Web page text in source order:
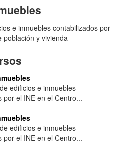
e inmuebles contabilizados por
población y vivienda
edificios e inmuebles
por el INE en el Centro...
edificios e inmuebles
por el INE en el Centro...